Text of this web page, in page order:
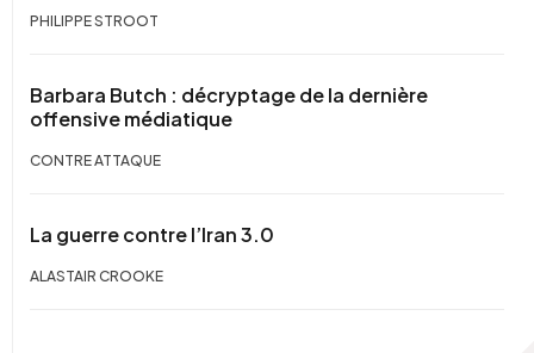
PHILIPPE STROOT
Barbara Butch : décryptage de la dernière
offensive médiatique
CONTRE ATTAQUE
La guerre contre l’Iran 3.0
ALASTAIR CROOKE